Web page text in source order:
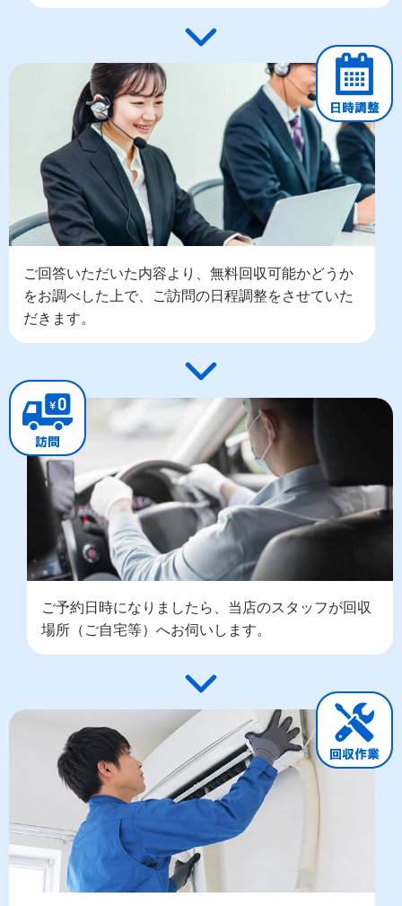
ご回答いただいた内容より、無料回収可能かどうか
をお調べした上で、ご訪問の日程調整をさせていた
だきます。
ご予約日時になりましたら、当店のスタッフが回収
場所（ご自宅等）へお伺いします。